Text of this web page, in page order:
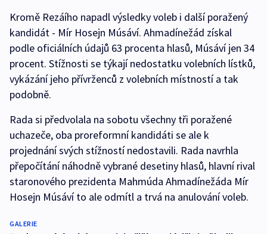
Kromě Rezáího napadl výsledky voleb i další poražený
kandidát - Mír Hosejn Músáví. Ahmadínežád získal
podle oficiálních údajů 63 procenta hlasů, Músáví jen 34
procent. Stížnosti se týkají nedostatku volebních lístků,
vykázání jeho přívrženců z volebních místností a tak
podobně.
Rada si předvolala na sobotu všechny tři poražené
uchazeče, oba proreformní kandidáti se ale k
projednání svých stížností nedostavili. Rada navrhla
přepočítání náhodně vybrané desetiny hlasů, hlavní rival
staronového prezidenta Mahmúda Ahmadínežáda Mír
Hosejn Músáví to ale odmítl a trvá na anulování voleb.
GALERIE